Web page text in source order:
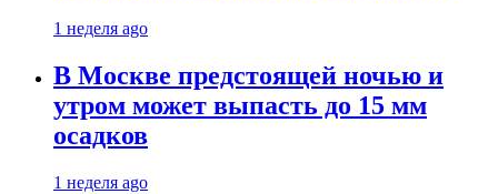
1 неделя ago
В Москве предстоящей ночью и
утром может выпасть до 15 мм
осадков
1 неделя ago